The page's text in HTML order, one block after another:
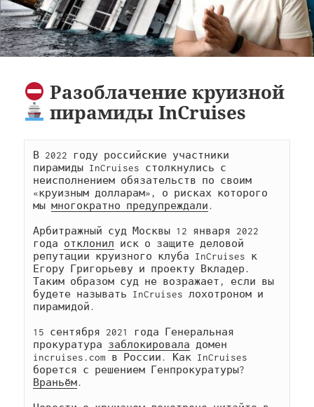
Разоблачение круизной
пирамиды InCruises
В 2022 году российские участники
пирамиды InCruises столкнулись с
неисполнением обязательств по своим
«круизным долларам», о рисках которого
мы многократно предупреждали .
Арбитражный суд Москвы 12 января 2022
года отклонил иск о защите деловой
репутации круизного клуба InCruises к
Егору Григорьеву и проекту Вкладер.
Таким образом суд не возражает, если вы
будете называть InCruises лохотроном и
пирамидой.
15 сентября 2021 года Генеральная
прокуратура заблокировала домен
incruises.com в России. Как InCruises
Враньём.